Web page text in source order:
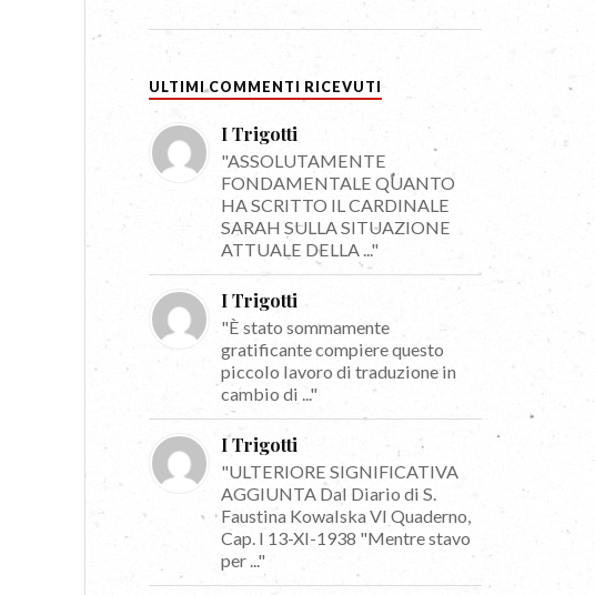
ULTIMI COMMENTI RICEVUTI
I Trigotti
"ASSOLUTAMENTE
FONDAMENTALE QUANTO
HA SCRITTO IL CARDINALE
SARAH SULLA SITUAZIONE
ATTUALE DELLA ..."
I Trigotti
"È stato sommamente
gratificante compiere questo
piccolo lavoro di traduzione in
cambio di ..."
I Trigotti
"ULTERIORE SIGNIFICATIVA
AGGIUNTA Dal Diario di S.
Faustina Kowalska VI Quaderno,
Cap. I 13-XI-1938 "Mentre stavo
per ..."